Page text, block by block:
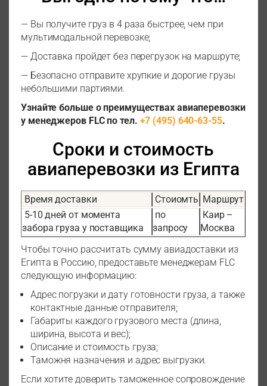
— Вы получите груз в 4 раза быстрее, чем при
мультимодальной перевозке;
— Доставка пройдет без перегрузок на маршруте;
— Безопасно отправите хрупкие и дорогие грузы
небольшими партиями.
Узнайте больше о преимуществах авиаперевозки
у менеджеров FLC по тел. +7 (495) 640-63-55.
Сроки и стоимость
авиаперевозки из Египта
Время доставки Стоиомть Маршрут
5-10 дней от момента
забора груза у поставщика
по
запросу
Каир –
Москва
Чтобы точно рассчитать сумму авиадоставки из
Египта в Россию, предоставьте менеджерам FLC
следующую информацию:
Адрес погрузки и дату готовности груза, а также
контактные данные отправителя;
Габариты каждого грузового места (длина,
ширина, высота и вес);
Описание и стоимость груза;
Таможня назначения и адрес выгрузки.
Если хотите доверить таможенное сопровождение